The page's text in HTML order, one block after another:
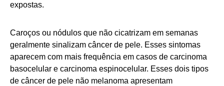
expostas.
Caroços ou nódulos que não cicatrizam em semanas
geralmente sinalizam câncer de pele. Esses sintomas
aparecem com mais frequência em casos de carcinoma
basocelular e carcinoma espinocelular. Esses dois tipos
de câncer de pele não melanoma apresentam